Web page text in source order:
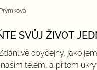
SVŮJ ŽIVOT
obyčejný, jako
tělem, a přitom